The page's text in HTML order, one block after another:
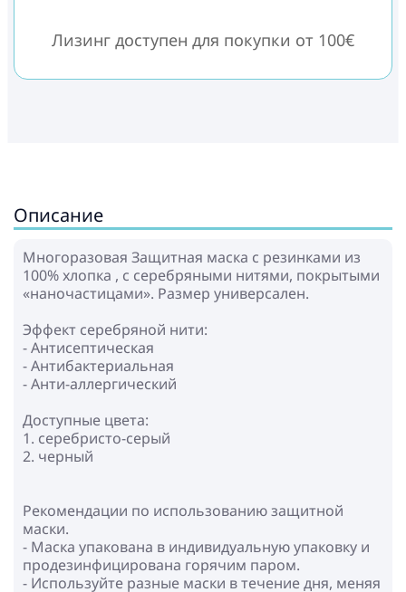
Лизинг доступен для покупки от 100€
Описание
Многоразовая Защитная маска с резинками из
100% хлопка , с серебряными нитями, покрытыми
«наночастицами». Размер универсален.
Эффект серебряной нити:
- Антисептическая
- Антибактериальная
- Анти-аллергический
Доступные цвета:
1. серебристо-серый
2. черный
Рекомендации по использованию защитной
маски.
- Маска упакована в индивидуальную упаковку и
продезинфицирована горячим паром.
- Используйте разные маски в течение дня, меняя